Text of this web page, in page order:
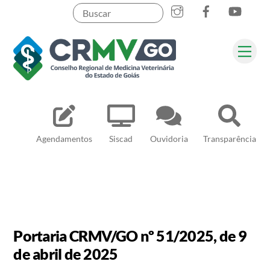
content
Agendamentos Siscad Ouvidoria Transparência
Pesquisar
Portaria CRMV/GO nº 51/2025, de 9
de abril de 2025